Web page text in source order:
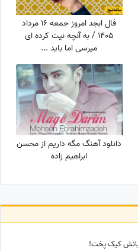
فال ابجد امروز جمعه 16 مرداد
1405 / به آنچه نیت کرده ای
میرسی اما باید ...
دانلود آهنگ مگه داریم از محسن
ابراهیم زاده
کیک پخت!